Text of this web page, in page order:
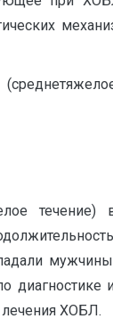
течение)
ХОБЛ.